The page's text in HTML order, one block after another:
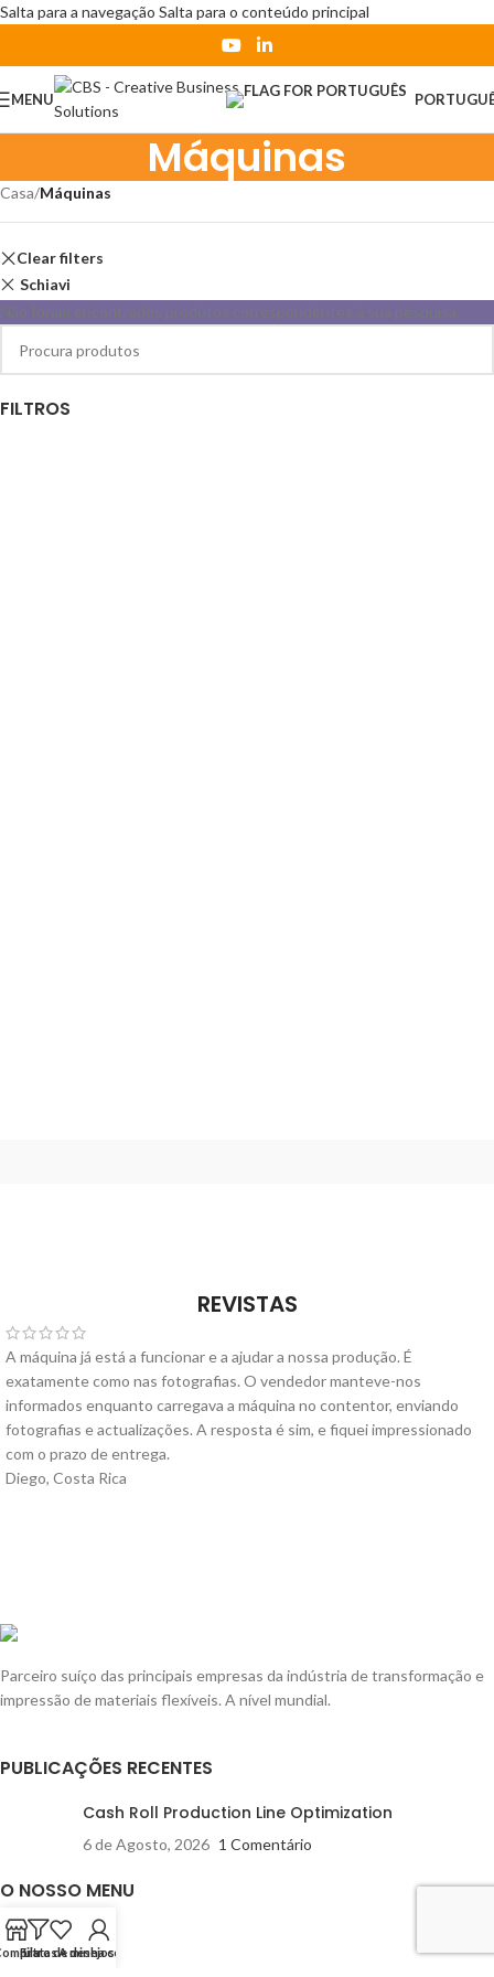
Salta para a navegação Salta para o conteúdo principal
MENU
Máquinas
FILTROS
Casa/Máquinas
Clear filters
Schiavi
Não foram encontrados produtos correspondentes à sua pesquisa.
REVISTAS
A máquina já está a funcionar e a ajudar a nossa produção. É
exatamente como nas fotografias. O vendedor manteve-nos
informados enquanto carregava a máquina no contentor, enviando
fotografias e actualizações. A resposta é sim, e fiquei impressionado
com o prazo de entrega.
Diego, Costa Rica
Parceiro suíço das principais empresas da indústria de transformação e
impressão de materiais flexíveis. A nível mundial.
PUBLICAÇÕES RECENTES
Cash Roll Production Line Optimization
6 de Agosto, 2026 1 Comentário
O NOSSO MENU
Máquinas
Sobre nós
Filtros
Lista de desejos
A minha conta